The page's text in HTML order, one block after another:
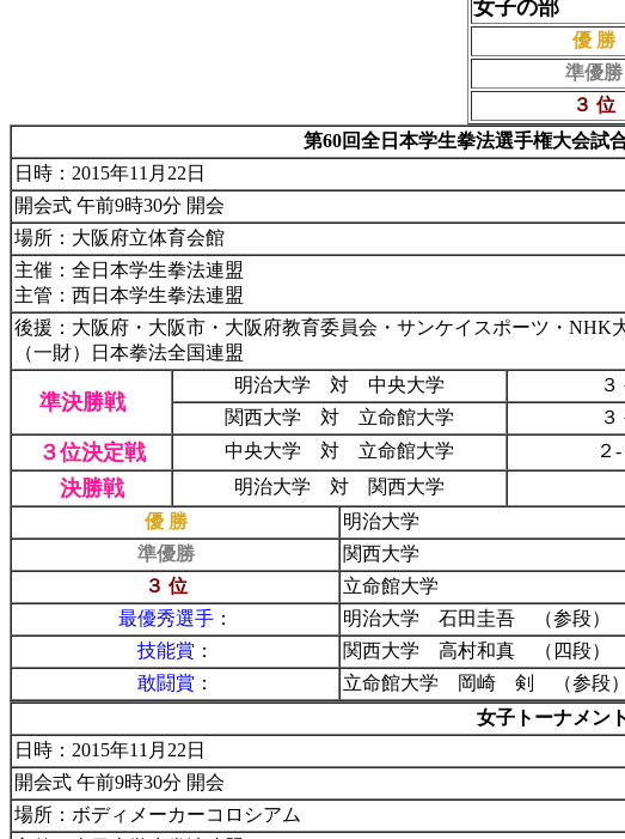
女子の部
優 勝
準優勝
３ 位
第60回全日本学生拳法選手権大会試
日時：2015年11月22日
開会式 午前9時30分 開会
場所：大阪府立体育会館
主催：全日本学生拳法連盟
主管：西日本学生拳法連盟
後援：大阪府・大阪市・大阪府教育委員会・サンケイスポーツ・NHK
（一財）日本拳法全国連盟
準決勝戦
明治大学 対 中央大学
関西大学 対 立命館大学
３位決定戦 中央大学 対 立命館大学 ２
決勝戦
明治大学 対 関西大学
優 勝
明治大学
準優勝
関西大学
３ 位
立命館大学
最優秀選手：
明治大学 石田圭吾 （参段）
技能賞 ：
関西大学 高村和真 （四段）
敢闘賞 ：
立命館大学 岡崎 剣 （参段）
女子トーナメント
日時：2015年11月22日
開会式 午前9時30分 開会
場所：ボディメーカーコロシアム